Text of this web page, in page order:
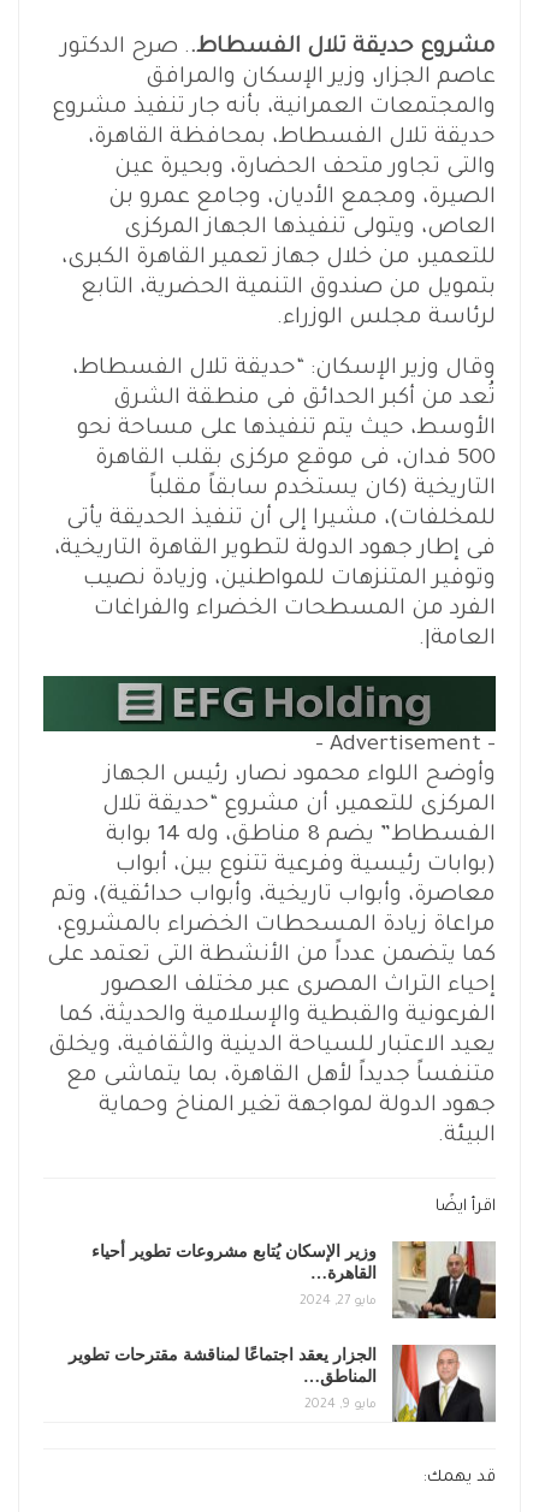
مشروع حديقة تلال الفسطاط.. صرح الدكتور
عاصم الجزار، وزير الإسكان والمرافق
والمجتمعات العمرانية، بأنه جار تنفيذ مشروع
حديقة تلال الفسطاط، بمحافظة القاهرة،
والتى تجاور متحف الحضارة، وبحيرة عين
الصيرة، ومجمع الأديان، وجامع عمرو بن
العاص، ويتولى تنفيذها الجهاز المركزى
للتعمير، من خلال جهاز تعمير القاهرة الكبرى،
بتمويل من صندوق التنمية الحضرية، التابع
لرئاسة مجلس الوزراء.
وقال وزير الإسكان: “حديقة تلال الفسطاط،
تُعد من أكبر الحدائق فى منطقة الشرق
الأوسط، حيث يتم تنفيذها على مساحة نحو
500 فدان، فى موقع مركزى بقلب القاهرة
التاريخية (كان يستخدم سابقاً مقلباً
للمخلفات)، مشيرا إلى أن تنفيذ الحديقة يأتى
فى إطار جهود الدولة لتطوير القاهرة التاريخية،
وتوفير المتنزهات للمواطنين، وزيادة نصيب
الفرد من المسطحات الخضراء والفراغات
العامة|.
- Advertisement -
وأوضح اللواء محمود نصار، رئيس الجهاز
المركزى للتعمير، أن مشروع “حديقة تلال
الفسطاط” يضم 8 مناطق، وله 14 بوابة
(بوابات رئيسية وفرعية تتنوع بين، أبواب
معاصرة، وأبواب تاريخية، وأبواب حدائقية)، وتم
مراعاة زيادة المسحطات الخضراء بالمشروع،
كما يتضمن عدداً من الأنشطة التى تعتمد على
إحياء التراث المصرى عبر مختلف العصور
الفرعونية والقبطية والإسلامية والحديثة، كما
يعيد الاعتبار للسياحة الدينية والثقافية، ويخلق
متنفساً جديداً لأهل القاهرة، بما يتماشى مع
جهود الدولة لمواجهة تغير المناخ وحماية
البيئة.
اقرأ ايضًا
وزير الإسكان يُتابع مشروعات تطوير أحياء
القاهرة…
مايو 27, 2024
الجزار يعقد اجتماعًا لمناقشة مقترحات تطوير
المناطق…
مايو 9, 2024
قد يهمك: